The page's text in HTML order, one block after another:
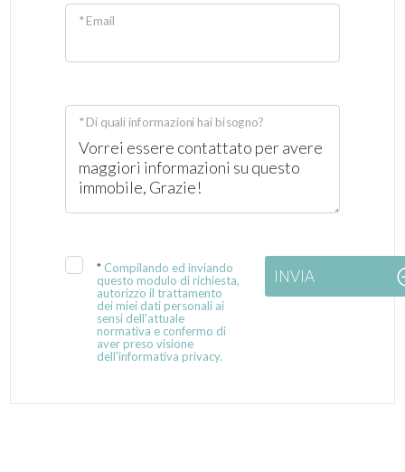
* Email
* Di quali informazioni hai bisogno?
* Compilando ed inviando
questo modulo di richiesta,
autorizzo il trattamento
dei miei dati personali ai
sensi dell'attuale
normativa e confermo di
aver preso visione
dell'informativa privacy.
INVIA